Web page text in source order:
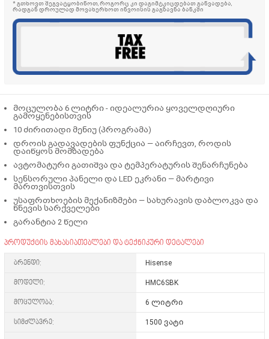
* გთხოვთ შეგვატყობინოთ, როგორც კი დაგიმტკიცდებათ განვადება,
რადგან დროულად მოვახერხოთ ინვოისის გაგზავნა ბანკში
მოცულობა 6 ლიტრი- იდეალურია ყოველდღიური
გამოყენებისთვის
10 ძირითადი მენიუ (პროგრამა)
დროის გადავადების ფუნქცია — აირჩევთ, როდის
დაიწყოს მომზადება
ავტომატური გათიშვა და ტემპერატურის შენარჩუნება
სენსორული პანელი და LED ეკრანი— მარტივი
მართვისთვის
უსაფრთხოების მექანიზმები— სახურავის დაბლოკვა და
წნევის სარქველები
გარანტია 2 წელი
პროდუქტის მახასიათებლები და ტექნიკური დეტალები
ბრენდი: Hisense
მოდელი: HMC6SBK
მოცულობა: 6 ლიტრი
სიმძლავრე: 1500 ვატი